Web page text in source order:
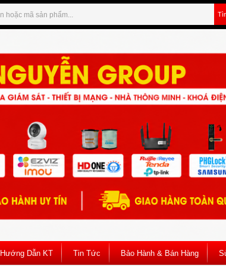
Hướng Dẫn KT Tin Tức Bảo Hành & Bán Hàng